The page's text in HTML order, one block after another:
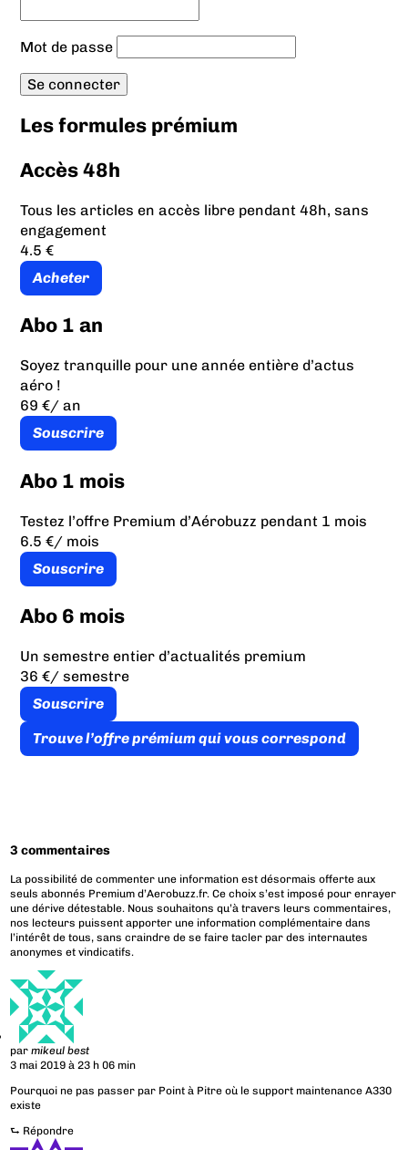
Mot de passe
Les formules prémium
Accès 48h
Tous les articles en accès libre pendant 48h, sans
engagement
4.5 €
Acheter
Abo 1 an
Soyez tranquille pour une année entière d’actus
aéro !
69 €/ an
Souscrire
Abo 1 mois
Testez l’offre Premium d’Aérobuzz pendant 1 mois
6.5 €/ mois
Souscrire
Abo 6 mois
Un semestre entier d’actualités premium
36 €/ semestre
Souscrire
Trouve l’offre prémium qui vous correspond
3 commentaires
La possibilité de commenter une information est désormais offerte aux
seuls abonnés Premium d’Aerobuzz.fr. Ce choix s’est imposé pour enrayer
une dérive détestable. Nous souhaitons qu’à travers leurs commentaires,
nos lecteurs puissent apporter une information complémentaire dans
l’intérêt de tous, sans craindre de se faire tacler par des internautes
anonymes et vindicatifs.
parmikeul best
3 mai 2019 à 23 h 06 min
Pourquoi ne pas passer par Point à Pitre où le support maintenance A330
existe
⮑ Répondre